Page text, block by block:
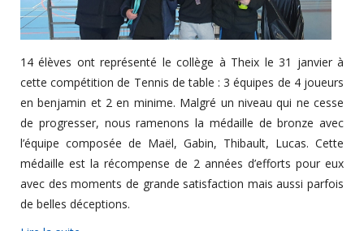
14 élèves ont représenté le collège à Theix le 31 janvier à
cette compétition de Tennis de table : 3 équipes de 4 joueurs
en benjamin et 2 en minime. Malgré un niveau qui ne cesse
de progresser, nous ramenons la médaille de bronze avec
l’équipe composée de Maël, Gabin, Thibault, Lucas. Cette
médaille est la récompense de 2 années d’efforts pour eux
avec des moments de grande satisfaction mais aussi parfois
de belles déceptions.